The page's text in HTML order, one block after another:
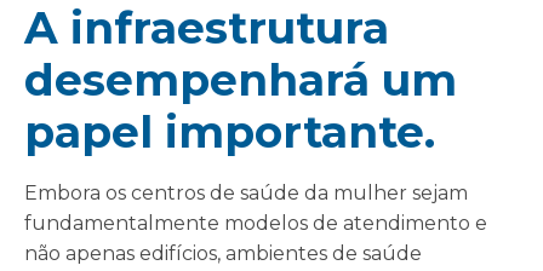
A infraestrutura
desempenhará um
papel importante.
Embora os centros de saúde da mulher sejam
fundamentalmente modelos de atendimento e
não apenas edifícios, ambientes de saúde